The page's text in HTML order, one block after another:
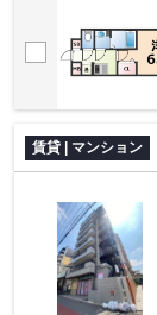
賃貸 | マンション